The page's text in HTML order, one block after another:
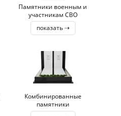
Памятники военным и
участникам СВО
показать ⇢
Комбинированные
памятники